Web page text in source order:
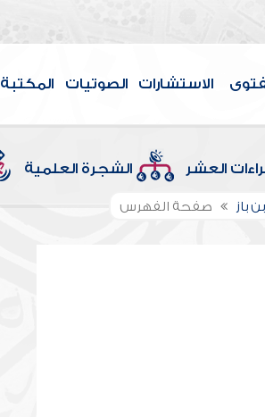
الاستشارات الصوتيات المكتبة
العشر الشجرة العلمية
باز صفحة الفهرس